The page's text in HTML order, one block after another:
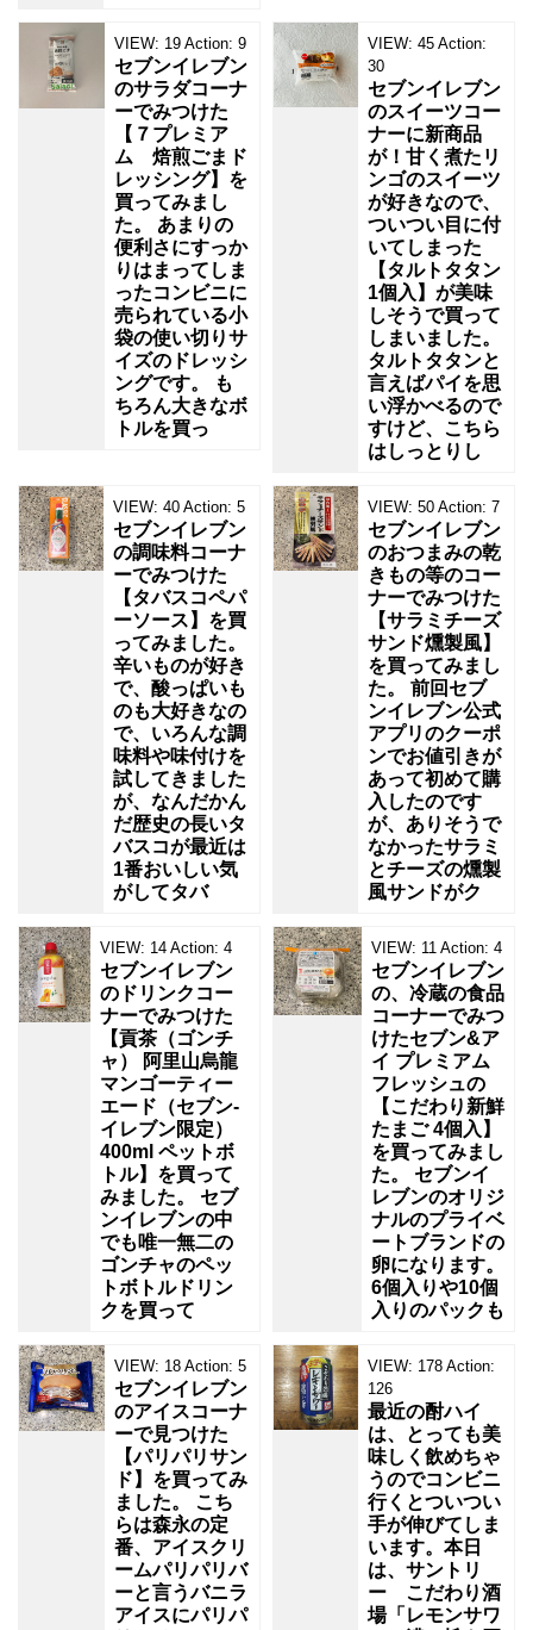
VIEW: 19 Action: 9
セブンイレブン
のサラダコーナ
ーでみつけた
【７プレミア
ム 焙煎ごまド
レッシング】を
買ってみまし
た。 あまりの
便利さにすっか
りはまってしま
ったコンビニに
売られている小
袋の使い切りサ
イズのドレッシ
ングです。 も
ちろん大きなボ
トルを買っ
VIEW: 45 Action:
30
セブンイレブン
のスイーツコー
ナーに新商品
が！甘く煮たリ
ンゴのスイーツ
が好きなので、
ついつい目に付
いてしまった
【タルトタタン
1個入】が美味
しそうで買って
しまいました。
タルトタタンと
言えばパイを思
い浮かべるので
すけど、こちら
はしっとりし
VIEW: 40 Action: 5
セブンイレブン
の調味料コーナ
ーでみつけた
【タバスコペパ
ーソース】を買
ってみました。
辛いものが好き
で、酸っぱいも
のも大好きなの
で、いろんな調
味料や味付けを
試してきました
が、なんだかん
だ歴史の長いタ
バスコが最近は
1番おいしい気
がしてタバ
VIEW: 50 Action: 7
セブンイレブン
のおつまみの乾
きもの等のコー
ナーでみつけた
【サラミチーズ
サンド燻製風】
を買ってみまし
た。 前回セブ
ンイレブン公式
アプリのクーポ
ンでお値引きが
あって初めて購
入したのです
が、ありそうで
なかったサラミ
とチーズの燻製
風サンドがク
VIEW: 14 Action: 4
セブンイレブン
のドリンクコー
ナーでみつけた
【貢茶（ゴンチ
ャ） 阿里山烏龍
マンゴーティー
エード（セブン‐
イレブン限定）
400ml ペットボ
トル】を買って
みました。 セブ
ンイレブンの中
でも唯一無二の
ゴンチャのペッ
トボトルドリン
クを買って
VIEW: 11 Action: 4
セブンイレブン
の、冷蔵の食品
コーナーでみつ
けたセブン&ア
イ プレミアム
フレッシュの
【こだわり新鮮
たまご 4個入】
を買ってみまし
た。 セブンイ
レブンのオリジ
ナルのプライベ
ートブランドの
卵になります。
6個入りや10個
入りのパックも
VIEW: 18 Action: 5
セブンイレブン
のアイスコーナ
ーで見つけた
【パリパリサン
ド】を買ってみ
ました。 こち
らは森永の定
番、アイスクリ
ームパリパリバ
ーと言うバニラ
アイスにパリパ
VIEW: 178 Action:
126
最近の酎ハイ
は、とっても美
味しく飲めちゃ
うのでコンビニ
行くとついつい
手が伸びてしま
います。本日
は、サントリ
ー こだわり酒
場「レモンサワ